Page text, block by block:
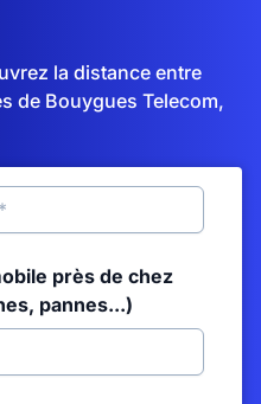
la distance entre
de Bouygues Telecom,
près de chez
pannes...)